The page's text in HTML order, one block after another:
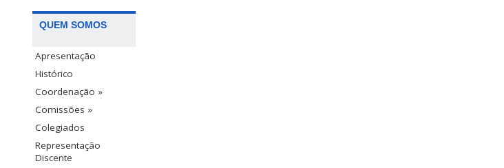
QUEM SOMOS
Apresentação
Histórico
Coordenação »
Comissões »
Colegiados
Representação
Discente